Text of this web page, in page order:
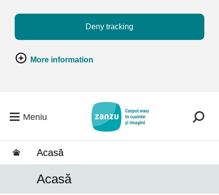
Deny tracking
More information
Meniu
Acasă
Acasă